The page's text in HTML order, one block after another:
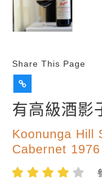
Share This Page
有高級酒影
Koonunga Hill
Cabernet 1976